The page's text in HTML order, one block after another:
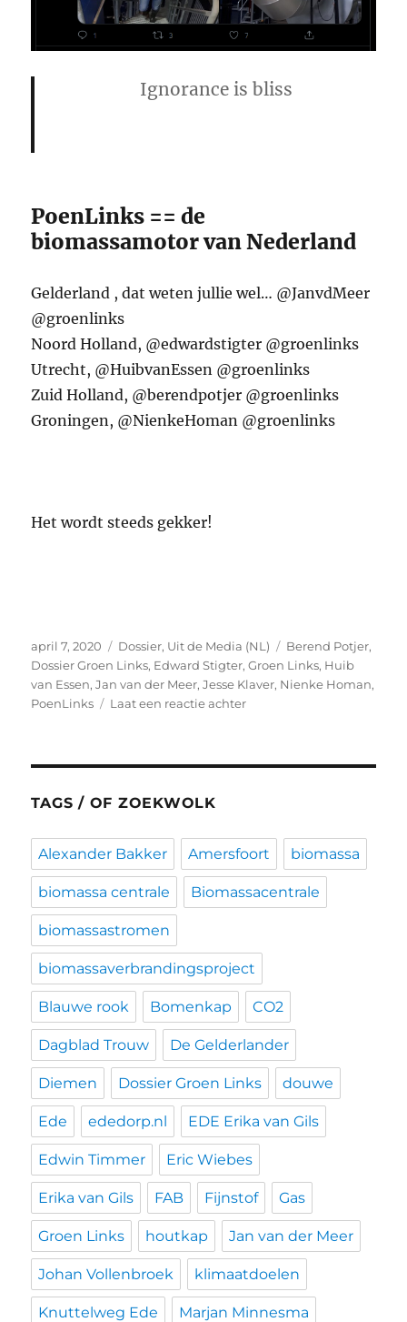
Ignorance is bliss
PoenLinks == de
biomassamotor van Nederland
Gelderland , dat weten jullie wel… @JanvdMeer
@groenlinks
Noord Holland, @edwardstigter @groenlinks
Utrecht, @HuibvanEssen @groenlinks
Zuid Holland, @berendpotjer @groenlinks
Groningen, @NienkeHoman @groenlinks
Het wordt steeds gekker!
Geplaatst
op
april 7, 2020 Categorieën
Dossier, Uit de Media (NL) Tags
Berend Potjer,
Dossier Groen Links, Edward Stigter,Groen Links, Huib
van Essen,Jan van der Meer,Jesse Klaver, Nienke Homan,
PoenLinks
Laat een reactie achterop
TAGS / OF ZOEKWOLK
Alexander Bakker Amersfoort biomassa
biomassa centrale Biomassacentrale
biomassastromen
biomassaverbrandingsproject
Blauwe rook Bomenkap CO2
Dagblad Trouw De Gelderlander
Diemen Dossier Groen Links douwe
Ede ededorp.nl EDE Erika van Gils
Edwin Timmer Eric Wiebes
Erika van Gils FAB Fijnstof Gas
Groen Links houtkap Jan van der Meer
Johan Vollenbroek klimaatdoelen
Knuttelweg Ede Marjan Minnesma